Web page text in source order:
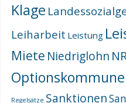
Klage
Leiharbeit Leistung
Miete Niedriglohn
Optionskommune
Regelsätze Sanktionen